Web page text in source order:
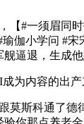
须眉同时
伽小学问 #宋
生成他想
内容的出产
科通了德